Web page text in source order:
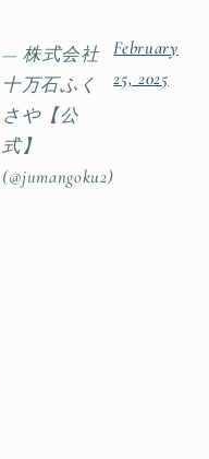
— 株式会社
十万石ふく
さや【公
式】
(@jumangoku2)
February
25, 2025